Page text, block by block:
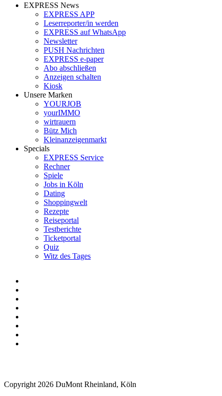
EXPRESS News
EXPRESS APP
Leserreporter/in werden
EXPRESS auf WhatsApp
Newsletter
PUSH Nachrichten
EXPRESS e-paper
Abo abschließen
Anzeigen schalten
Kiosk
Unsere Marken
YOURJOB
yourIMMO
wirtrauern
Bütz Mich
Kleinanzeigenmarkt
Specials
EXPRESS Service
Rechner
Spiele
Jobs in Köln
Dating
Shoppingwelt
Rezepte
Reiseportal
Testberichte
Ticketportal
Quiz
Witz des Tages
Copyright 2026 DuMont Rheinland, Köln